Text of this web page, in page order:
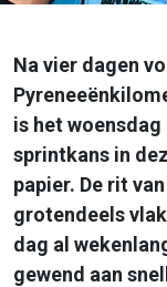
Na vier dagen
is het
sprintkans in
papier. De rit
grotendeels
dag al
gewend aan